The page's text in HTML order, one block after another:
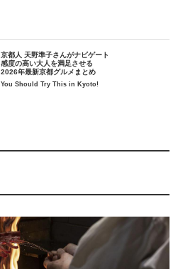
京都人 天野準子さんがナビゲート
感度の高い大人を満足させる
2026年最新京都グルメまとめ
You Should Try This in Kyoto!